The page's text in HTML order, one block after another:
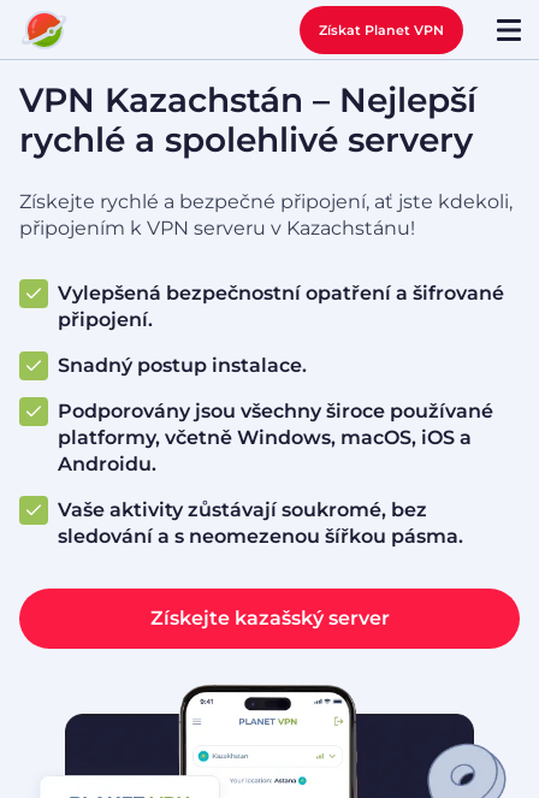
Získat Planet VPN
VPN Kazachstán – Nejlepší
rychlé a spolehlivé servery
Získejte rychlé a bezpečné připojení, ať jste kdekoli,
připojením k VPN serveru v Kazachstánu!
Vylepšená bezpečnostní opatření a šifrované
připojení.
Snadný postup instalace.
Podporovány jsou všechny široce používané
platformy, včetně Windows, macOS, iOS a
Androidu.
Vaše aktivity zůstávají soukromé, bez
sledování a s neomezenou šířkou pásma.
Získejte kazašský server